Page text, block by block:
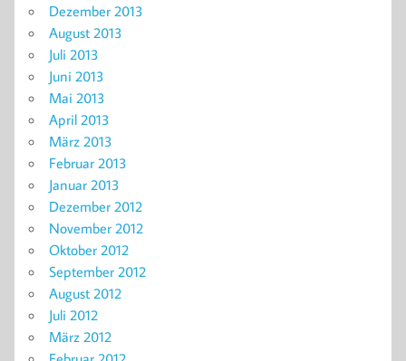
Dezember 2013
August 2013
Juli 2013
Juni 2013
Mai 2013
April 2013
März 2013
Februar 2013
Januar 2013
Dezember 2012
November 2012
Oktober 2012
September 2012
August 2012
Juli 2012
März 2012